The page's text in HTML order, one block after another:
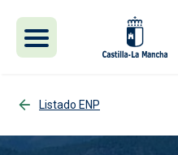
Listado ENP